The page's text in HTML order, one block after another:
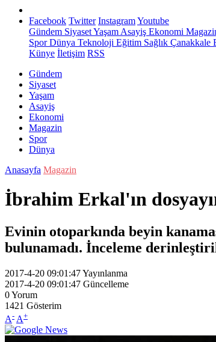
Facebook Twitter InstagramYoutube
Gündem SiyasetYaşam Asayiş Ekonomi
SporDünya Teknoloji Eğitim Sağlık Çanakkale
Künye İletişim RSS
Gündem
Siyaset
Yaşam
Asayiş
Ekonomi
Magazin
Spor
Dünya
Anasayfa Magazin
İbrahim Erkal'ın
Evinin otoparkında beyin
bulunamadı. İnceleme
2017-4-20 09:01:47Yayınlanma
2017-4-20 09:01:47 Güncelleme
0Yorum
1421 Gösterim
A- A+